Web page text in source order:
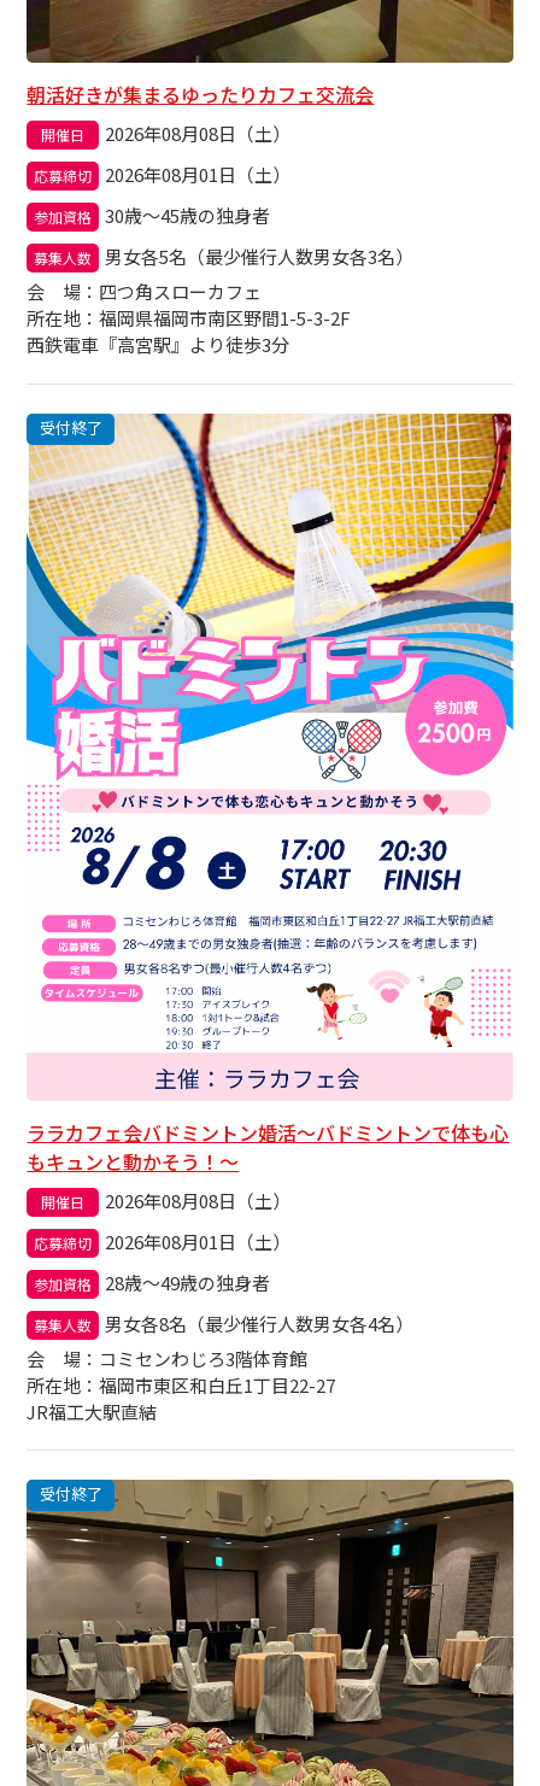
朝活好きが集まるゆったりカフェ交流会
開催日 2026年08月08日（土）
応募締切 2026年08月01日（土）
参加資格 30歳～45歳の独身者
募集人数
男女各5名（最少催行人数男女各3名）
会場：四つ角スローカフェ
所在地：福岡県福岡市南区野間1-5-3-2F
西鉄電車『高宮駅』より徒歩3分
受付終了
ララカフェ会バドミントン婚活〜バドミントンで体も心
もキュンと動かそう！〜
開催日 2026年08月08日（土）
応募締切 2026年08月01日（土）
参加資格 28歳～49歳の独身者
募集人数
男女各8名（最少催行人数男女各4名）
会場：コミセンわじろ3階体育館
所在地：福岡市東区和白丘1丁目22-27
JR福工大駅直結
受付終了